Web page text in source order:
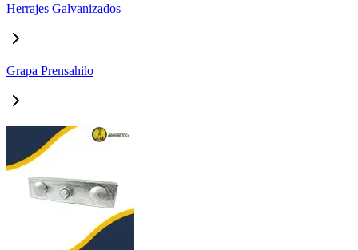
Herrajes Galvanizados
Grapa Prensahilo